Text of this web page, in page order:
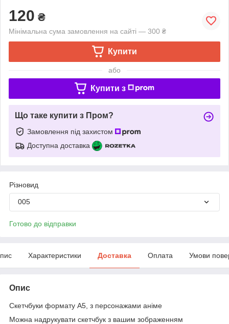
120 ₴
Мінімальна сума замовлення на сайті — 300 ₴
Купити
або
Купити з
Що таке купити з Пром?
Замовлення під захистом
Доступна доставка
Різновид
005
Готово до відправки
Характеристики Доставка Оплата Умови
Опис
Скетчбуки формату А5, з персонажами аніме
Можна надрукувати скетчбук з вашим зображенням